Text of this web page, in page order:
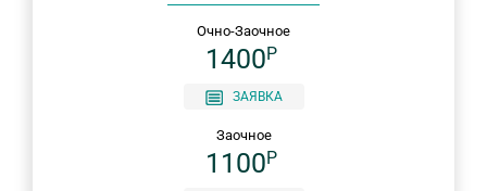
Очно-Заочное
1400P
ЗАЯВКА
Заочное
1100P